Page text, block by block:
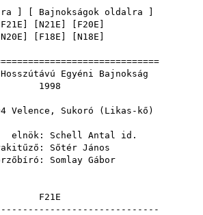
Bajnokságok oldalra
F21E N21E F20E
N20E F18E N18E
Egyéni Bajnokság
Velence, Sukoró (Likas-kő)
Schell Antal id.
Sőtér János
Somlay Gábor
F21E